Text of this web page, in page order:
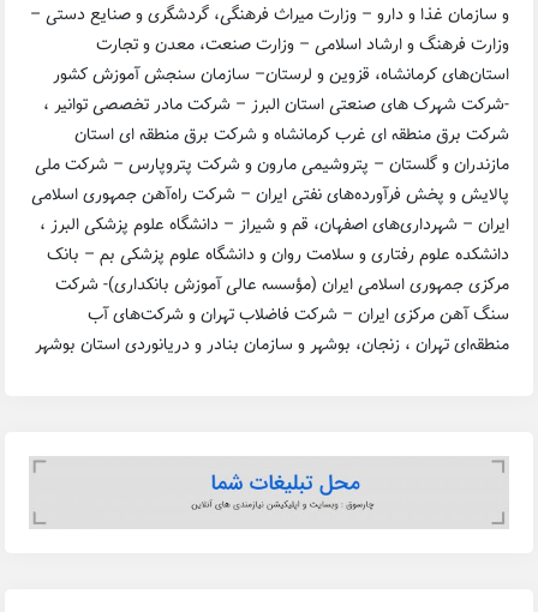
و سازمان غذا و دارو – وزارت میراث فرهنگی، گردشگری و صنایع دستی –
وزارت فرهنگ و ارشاد اسلامی – وزارت صنعت، معدن و تجارت
استان‌های کرمانشاه، قزوین و لرستان– سازمان سنجش آموزش کشور
-شرکت شهرک های صنعتی استان البرز – شرکت مادر تخصصی توانیر ،
شرکت برق منطقه ای غرب کرمانشاه و شرکت برق منطقه ای استان
مازندران و گلستان – پتروشیمی مارون و شرکت پتروپارس – شرکت ملی
پالایش و پخش فرآورده‌های نفتی ایران – شرکت راه‌آهن جمهوری اسلامی
ایران – شهرداری‌های اصفهان، قم و شیراز – دانشگاه علوم پزشکی البرز ،
دانشکده علوم رفتاری و سلامت روان و دانشگاه علوم پزشکی بم – بانک
مرکزی جمهوری اسلامی ایران (مؤسسه عالی آموزش بانکداری)- شرکت
سنگ آهن مرکزی ایران – شرکت فاضلاب تهران و شرکت‌های آب
منطقه‌ای تهران ، زنجان، بوشهر و سازمان بنادر و دریانوردی استان بوشهر